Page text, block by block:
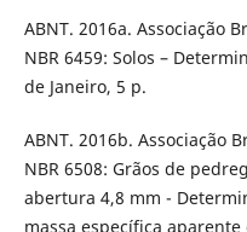
ABNT. 2016a. Associação
NBR 6459: Solos –
de Janeiro, 5 p.
ABNT. 2016b. Associação
NBR 6508: Grãos de
abertura 4,8 mm -
massa específica